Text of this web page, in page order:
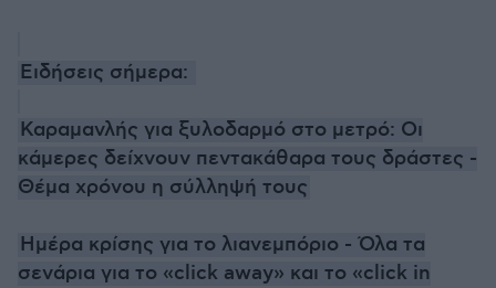
Ειδήσεις σήμερα:
Καραμανλής για ξυλοδαρμό στο μετρό: Οι
κάμερες δείχνουν πεντακάθαρα τους δράστες -
Θέμα χρόνου η σύλληψή τους
Ημέρα κρίσης για το λιανεμπόριο - Όλα τα
σενάρια για το «click away» και το «click in